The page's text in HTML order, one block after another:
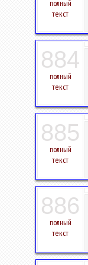
полный
текст
884
полный
текст
885
полный
текст
886
полный
текст